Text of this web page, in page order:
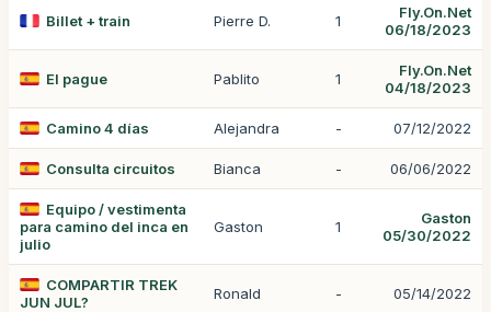
Billet + train Pierre D. 1
Fly.On.Net
06/18/2023
El pague Pablito 1
Fly.On.Net
04/18/2023
Camino 4 días Alejandra - 07/12/2022
Consulta circuitos Bianca - 06/06/2022
Equipo / vestimenta
para camino del inca en
julio
Gaston 1
Gaston
05/30/2022
COMPARTIR TREK
JUN JUL?
Ronald - 05/14/2022